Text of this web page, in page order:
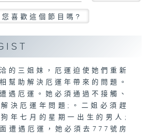
您喜歡這個節目嗎?
的三姐妹，厄運迫使她們重新
幫助解決厄運年帶來的問題。
遇厄運。她必須通過不接觸、
決厄運年問題;。二姐必須趕
年七月的星期一出生的男人;
遭遇厄運，她必須去777號房